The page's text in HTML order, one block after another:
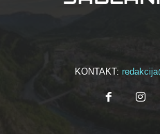
KONTAKT: